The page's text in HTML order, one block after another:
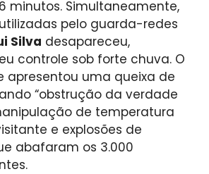
minutos. Simultaneamente,
pelo guarda-redes
Silva desapareceu,
controle sob forte chuva. O
apresentou uma queixa de
“obstrução da verdade
de temperatura
e explosões de
abafaram os 3.000